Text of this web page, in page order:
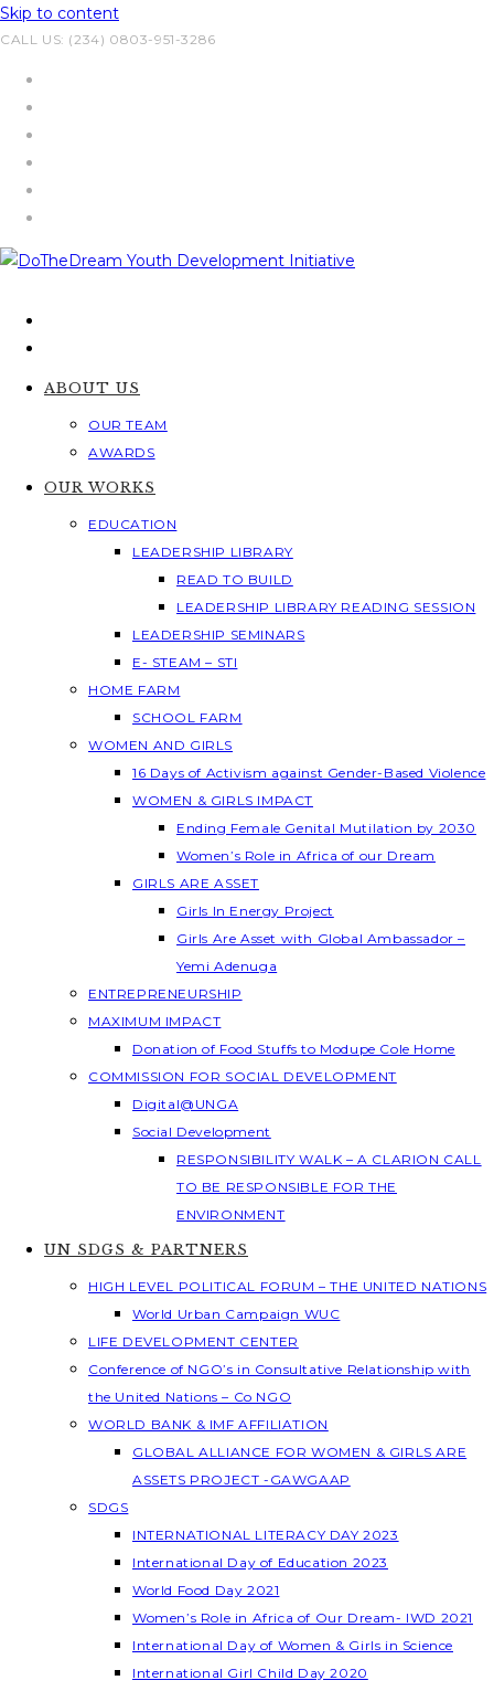
Skip to content
CALL US: (234) 0803-951-3286
ABOUT US
OUR TEAM
AWARDS
OUR WORKS
EDUCATION
LEADERSHIP LIBRARY
READ TO BUILD
LEADERSHIP LIBRARY READING SESSION
LEADERSHIP SEMINARS
E- STEAM – STI
HOME FARM
SCHOOL FARM
WOMEN AND GIRLS
16 Days of Activism against Gender-Based Violence
WOMEN & GIRLS IMPACT
Ending Female Genital Mutilation by 2030
Women’s Role in Africa of our Dream
GIRLS ARE ASSET
Girls In Energy Project
Girls Are Asset with Global Ambassador –
Yemi Adenuga
ENTREPRENEURSHIP
MAXIMUM IMPACT
Donation of Food Stuffs to Modupe Cole Home
COMMISSION FOR SOCIAL DEVELOPMENT
Digital@UNGA
Social Development
RESPONSIBILITY WALK – A CLARION CALL
TO BE RESPONSIBLE FOR THE
ENVIRONMENT
UN SDGS & PARTNERS
HIGH LEVEL POLITICAL FORUM – THE UNITED NATIONS
World Urban Campaign WUC
LIFE DEVELOPMENT CENTER
Conference of NGO’s in Consultative Relationship with
the United Nations – Co NGO
WORLD BANK & IMF AFFILIATION
GLOBAL ALLIANCE FOR WOMEN & GIRLS ARE
ASSETS PROJECT -GAWGAAP
SDGS
INTERNATIONAL LITERACY DAY 2023
International Day of Education 2023
World Food Day 2021
Women’s Role in Africa of Our Dream- IWD 2021
International Day of Women & Girls in Science
International Girl Child Day 2020